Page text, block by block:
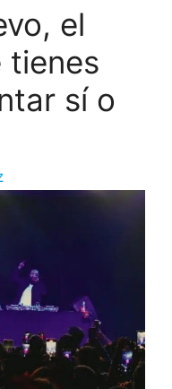
el
tienes
sí o